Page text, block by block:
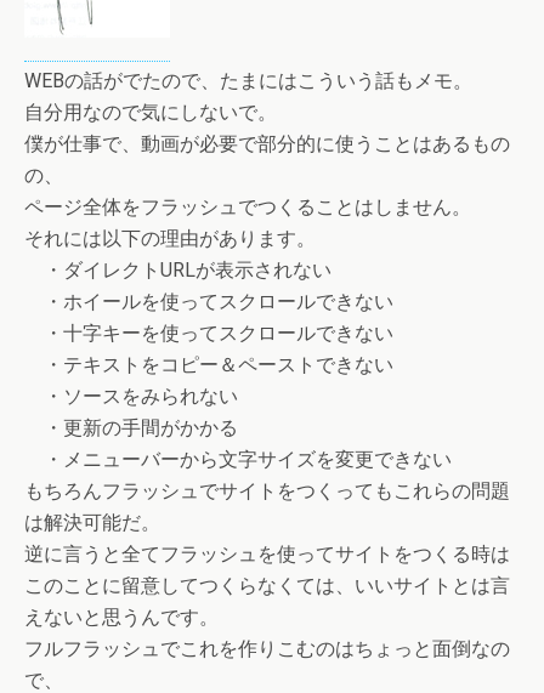
WEBの話がでたので、たまにはこういう話もメモ。
自分用なので気にしないで。
僕が仕事で、動画が必要で部分的に使うことはあるもの
の、
ページ全体をフラッシュでつくることはしません。
それには以下の理由があります。
・ダイレクトURLが表示されない
・ホイールを使ってスクロールできない
・十字キーを使ってスクロールできない
・テキストをコピー＆ペーストできない
・ソースをみられない
・更新の手間がかかる
・メニューバーから文字サイズを変更できない
もちろんフラッシュでサイトをつくってもこれらの問題
は解決可能だ。
逆に言うと全てフラッシュを使ってサイトをつくる時は
このことに留意してつくらなくては、いいサイトとは言
えないと思うんです。
フルフラッシュでこれを作りこむのはちょっと面倒なの
で、